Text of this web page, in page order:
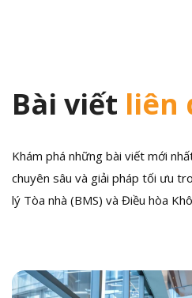
Bài viết liên
Khám phá những bài viết mới
chuyên sâu và giải pháp tối ưu
lý Tòa nhà (BMS) và Điều hòa